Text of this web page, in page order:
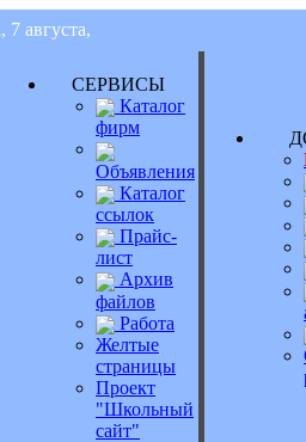
7 августа,
СЕРВИСЫ
Каталог
фирм
Объявления
Каталог
ссылок
Прайс-
лист
Архив
файлов
Работа
Желтые
страницы
Проект
"Школьный
сайт"